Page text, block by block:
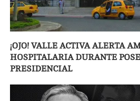
¡OJO! VALLE ACTIVA ALERTA
HOSPITALARIA DURANTE
PRESIDENCIAL